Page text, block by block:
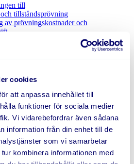
cookies
att anpassa innehållet till
funktioner för sociala medier
Vi vidarebefordrar även sådana
information från din enhet till de
som vi samarbetar
kombinera informationen med
till
tillståndsprövning
av prövningskostnader och
ansökan vara inlämnad till domstol?
jag lämna in min ansökan till domstol?
som detta innebär?
kan verksamhetsutövaren få ersättning
när verksamhetsutövaren väljer
lämnar anbud på en förfrågan
arbetet
och fakturering